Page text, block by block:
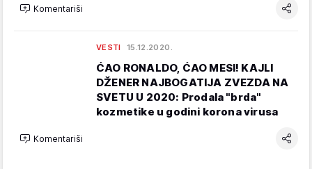
Komentariši
VESTI 15.12.2020.
ĆAO RONALDO, ĆAO MESI! KAJLI
DŽENER NAJBOGATIJA ZVEZDA NA
SVETU U 2020: Prodala "brda"
kozmetike u godini korona virusa
Komentariši